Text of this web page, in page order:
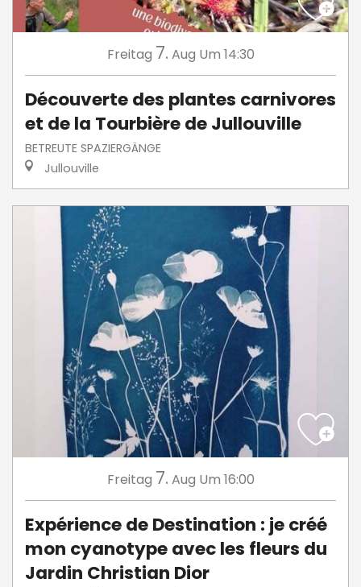
Freitag 7. Aug Um 14:30
Découverte des plantes carnivores
et de la Tourbière de Jullouville
BETREUTE SPAZIERGÄNGE
Jullouville
Freitag 7. Aug Um 16:00
Expérience de Destination : je créé
mon cyanotype avec les fleurs du
Jardin Christian Dior